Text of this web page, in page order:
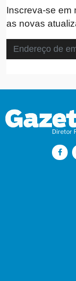
Inscreva-se em
as novas
Diretor